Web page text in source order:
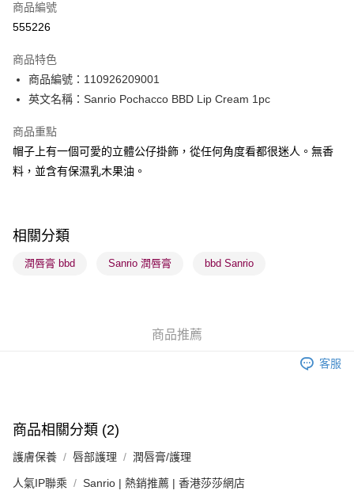
Apple Pay
PayMe
WeChat Pay
BoC Pay
送貨方式
每筆HK$65.00，滿HK$300.00或以上免運費
每筆HK$65.00，滿HK$300.00或以上免運費
(香港門市) 只顯示可選門市。確認發貨後2-5個工作天到店，3天內
(澳門門市) 只顯示可選門市。確認發貨後2-5個工作天到店，3天內
取。逾期會取消訂單，並不會安排重寄
每筆HK$20.00，滿HK$100.00或以上免運費
商品編號
555226
商品特色
商品編號：110926209001
英文名稱：Sanrio Pochacco BBD Lip Cream 1pc
商品重點
帽子上有一個可愛的立體公仔掛飾，從任何角度看都很迷人。無香
料，並含有保濕乳木果油。
相關分類
潤唇膏 bbd Sanrio 潤唇膏 bbd Sanrio
商品推薦
客服
商品相關分類 (2)
護膚保養 唇部護理 潤唇膏/護理
人氣IP聯乘 Sanrio | 熱銷推薦 | 香港莎莎網店